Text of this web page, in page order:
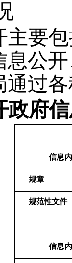
主要
息公
通过
政府
信息
规章
规范性文件
信息